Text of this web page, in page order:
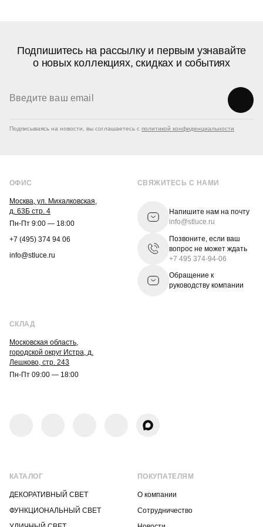
Подпишитесь на рассылку и первым узнавайте
о новых коллекциях, скидках и событиях
Подписываясь на новости, вы соглашаетесь с политикой конфиденциальности
ОФИС
Москва, ул. Михалковская,
д. 63Б стр. 4
Пн-Пт 9:00 — 18:00
+7 (495) 374 94 06
info@stluce.ru
СВЯЖИТЕСЬ С НАМИ
Напишите нам на почту
info@stluce.ru
Позвоните, если ваш
вопрос не может ждать
+7 495 374-94-06
Обращение к
руководству компании
СКЛАД
Московская область,
городской округ Истра, д.
Лешково, стр. 243
Пн-Пт 09:00 — 18:00
КАТАЛОГ
ДЕКОРАТИВНЫЙ СВЕТ
ФУНКЦИОНАЛЬНЫЙ СВЕТ
ПОКУПАТЕЛЯМ
О компании
Сотрудничество